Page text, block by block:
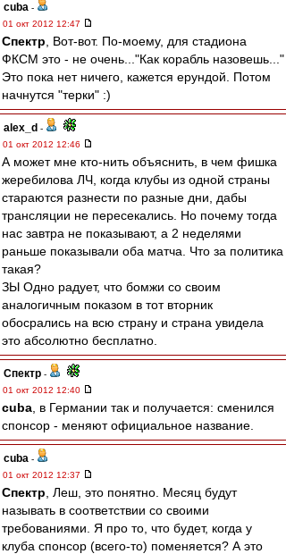
cuba -
01 окт 2012 12:47
Спектр , Вот-вот. По-моему, для стадиона
ФКСМ это - не очень..."Как корабль назовешь..."
Это пока нет ничего, кажется ерундой. Потом
начнутся "терки" :)
alex_d -
01 окт 2012 12:46
А может мне кто-нить объяснить, в чем фишка
жеребилова ЛЧ, когда клубы из одной страны
стараются разнести по разные дни, дабы
трансляции не пересекались. Но почему тогда
нас завтра не показывают, а 2 неделями
раньше показывали оба матча. Что за политика
такая?
ЗЫ Одно радует, что бомжи со своим
аналогичным показом в тот вторник
обосрались на всю страну и страна увидела
это абсолютно бесплатно.
Спектр -
01 окт 2012 12:40
cuba , в Германии так и получается: сменился
спонсор - меняют официальное название.
cuba -
01 окт 2012 12:37
Спектр , Леш, это понятно. Месяц будут
называть в соответствии со своими
требованиями. Я про то, что будет, когда у
клуба спонсор (всего-то) поменяется? А это